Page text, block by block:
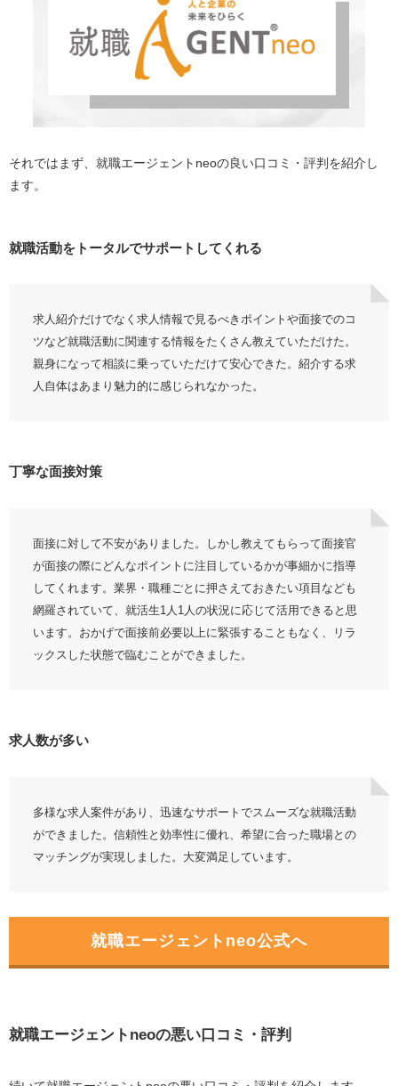
希望と異なる求人が紹介される
キャリアアドバイザーとの相性が合わない
就職エージェントneoを利用するメリット
求人探しから内定までしっかりサポートしてくれる
理系の就職に強い
就職エージェントneoを利用するデメリット
アドバイザーによって力量にばらつきがある
運営会社の株式会社ネオキャリアはどんな会社？
就職エージェントneoは○○な人におすすめ
就職エージェントneoを利用する流れ
求人紹介・面接対策
就職エージェントneoを使って内定を獲得する4つのコツ
興味のある業界以外の求人も紹介してもらう
相性が合わないキャリアアドバイザーは変更する
面接のフィードバックをもらう
ジール就職エージェント
就職エージェントneoに関するFAQ
就職エージェントneoはどこが運営していますか？
本当にすべてのサービスが無料で使えますか？
いますか？
それではまず、就職エージェントneoの良い口コミ・評判を紹介し
ます。
就職活動をトータルでサポートしてくれる
求人紹介だけでなく求人情報で見るべきポイントや面接でのコ
ツなど就職活動に関連する情報をたくさん教えていただけた。
親身になって相談に乗っていただけて安心できた。紹介する求
人自体はあまり魅力的に感じられなかった。
丁寧な面接対策
面接に対して不安がありました。しかし教えてもらって面接官
が面接の際にどんなポイントに注目しているかが事細かに指導
してくれます。業界・職種ごとに押さえておきたい項目なども
網羅されていて、就活生1人1人の状況に応じて活用できると思
います。おかげで面接前必要以上に緊張することもなく、リラ
ックスした状態で臨むことができました。
求人数が多い
多様な求人案件があり、迅速なサポートでスムーズな就職活動
ができました。信頼性と効率性に優れ、希望に合った職場との
マッチングが実現しました。大変満足しています。
就職エージェントneo公式へ
就職エージェントneoの悪い口コミ・評判